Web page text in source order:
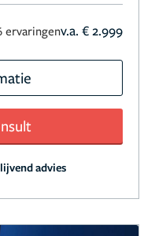
ervaringenv.a. € 2.999
advies